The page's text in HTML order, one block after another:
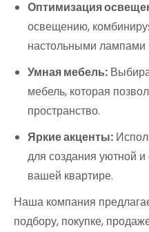
Оптимизация
освещению,
настольными
Умная мебель:
мебель, которая
пространство.
Яркие акценты:
для создания уютной
вашей квартире.
Наша компания
подбору, покупке,